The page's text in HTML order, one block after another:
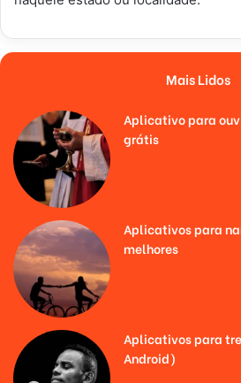
Mais Lidos
Aplicativo para
grátis
Aplicativos para
melhores
Aplicativos para
Android)